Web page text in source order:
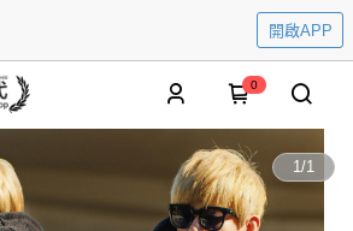
開啟APP
0
1/1